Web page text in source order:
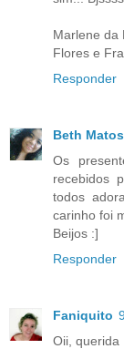
Marlene da
Flores e
Responder
Beth Matos
Os
recebidos
todos
carinho foi
Beijos :]
Responder
Faniquito
Oii, querida